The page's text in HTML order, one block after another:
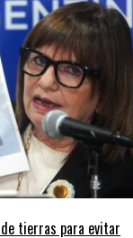
tierras para evitar